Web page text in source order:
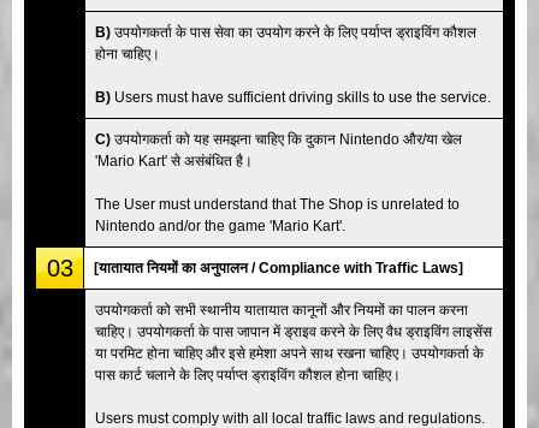
B) उपयोगकर्ता के पास सेवा का उपयोग करने के लिए पर्याप्त ड्राइविंग कौशल
होना चाहिए।
B) Users must have sufficient driving skills to use the service.
C) उपयोगकर्ता को यह समझना चाहिए कि दुकान Nintendo और/या खेल
'Mario Kart' से असंबंधित है।
The User must understand that The Shop is unrelated to
Nintendo and/or the game 'Mario Kart'.
03 [यातायात नियमों का अनुपालन / Compliance with Traffic Laws]
उपयोगकर्ता को सभी स्थानीय यातायात कानूनों और नियमों का पालन करना
चाहिए। उपयोगकर्ता के पास जापान में ड्राइव करने के लिए वैध ड्राइविंग लाइसेंस
या परमिट होना चाहिए और इसे हमेशा अपने साथ रखना चाहिए। उपयोगकर्ता के
पास कार्ट चलाने के लिए पर्याप्त ड्राइविंग कौशल होना चाहिए।
Users must comply with all local traffic laws and regulations.